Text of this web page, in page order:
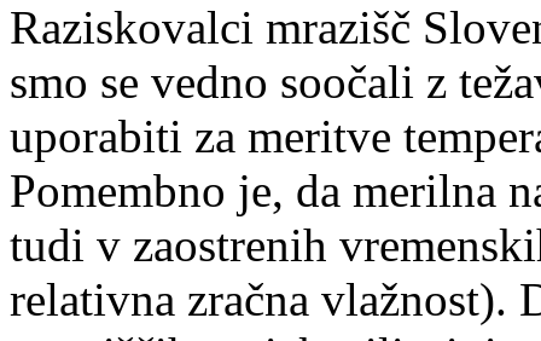
Raziskovalci mrazišč
smo se vedno soočali z
uporabiti za meritve
Pomembno je, da merilna
tudi v zaostrenih
relativna zračna vlažnost).